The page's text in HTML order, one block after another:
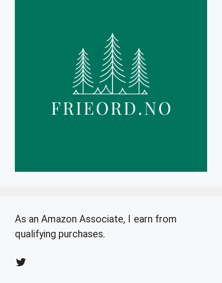
As an Amazon Associate, I earn from
qualifying purchases.
Twitter